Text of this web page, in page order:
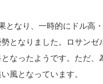
となり、一時的にドル高
となりました。ロサンゼ
なったようです。ただ、
風となっています。